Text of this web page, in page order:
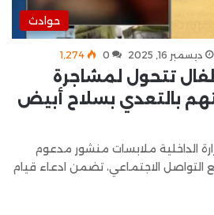
حوادث
ديسمبر 16, 2025 0 1٬274
تتحول لمشاجرة
بالتعدي بسلاح أبيض
الداخلية ملابسات منشور مدعوم
التواصل الاجتماعي، تضمن ادعاء قيام